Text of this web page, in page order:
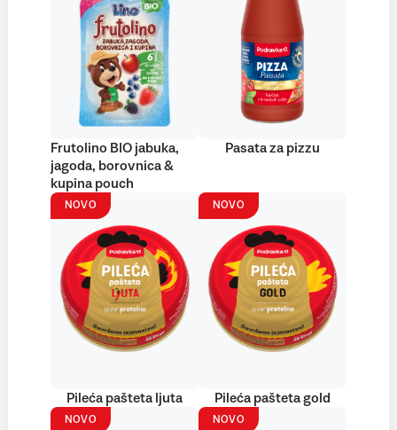
Frutolino BIO jabuka,
jagoda, borovnica &
kupina pouch
Pasata za pizzu
NOVO
Pileća pašteta ljuta
NOVO
Pileća pašteta gold
NOVO NOVO